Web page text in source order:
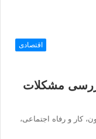
اقتصادی
بررسی مشکلات
کار و رفاه اجتماعی،